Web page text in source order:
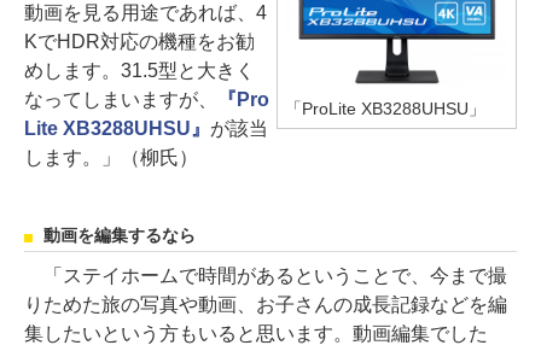
「ProLite XB3288UHSU」
動画を見る用途であれば、4
KでHDR対応の機種をお勧
めします。31.5型と大きく
なってしまいますが、
『Pro
Lite XB3288UHSU』 が該当
します。」（柳氏）
動画を編集するなら
「ステイホームで時間があるということで、今まで撮
りためた旅の写真や動画、お子さんの成長記録などを編
集したいという方もいると思います。動画編集でした